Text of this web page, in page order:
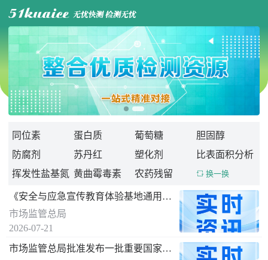

同位素 蛋白质 葡萄糖
胆固醇
防腐剂
苏丹红 塑化剂
比表面积分析
挥发性盐基氮 黄曲霉毒素 农药残留  换一换
《安全与应急宣传教育体验基地通用要求》 国家标准发布
市场监管总局
2026-07-21
市场监管总局批准发布一批重要国家标准